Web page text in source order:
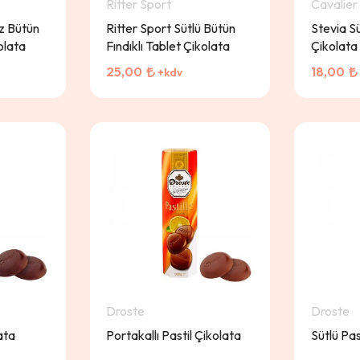
Bütün
Ritter Sport
Ritter Sport Sütlü Bütün
Fındıklı Tablet Çikolata
25,00
+kdv
Cavalier
Stevia
Çikolata
18,00
Droste
Portakallı Pastil Çikolata
Droste
Sütlü